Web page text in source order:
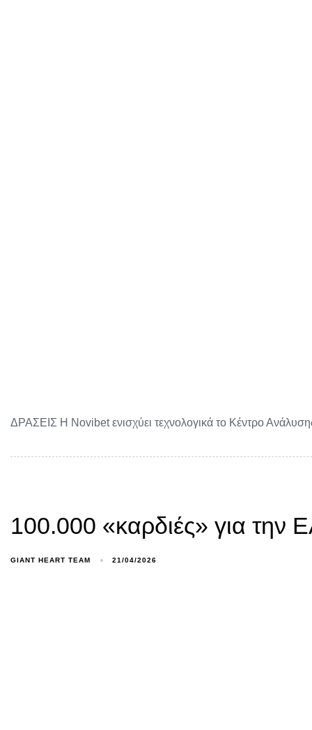
ΔΡΑΣΕΙΣ Η Novibet ενισχύει τεχνολογικά το Κέντρο
100.000 «καρδιές» για την
GIANT HEART TEAM 21/04/2026